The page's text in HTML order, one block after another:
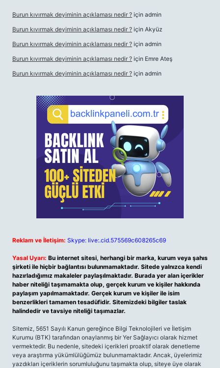
Burun kıvırmak deyiminin açıklaması nedir ? için admin
Burun kıvırmak deyiminin açıklaması nedir ? için Akyüz
Burun kıvırmak deyiminin açıklaması nedir ? için admin
Burun kıvırmak deyiminin açıklaması nedir ? için Emre Ateş
Burun kıvırmak deyiminin açıklaması nedir ? için admin
Reklam ve İletişim: Skype: live:.cid.575569c608265c69
Yasal Uyarı: Bu internet sitesi, herhangi bir marka, kurum veya şahıs
şirketi ile hiçbir bağlantısı bulunmamaktadır. Sitede yalnızca kendi
hazırladığımız makaleler paylaşılmaktadır. Burada yer alan içerikler
haber niteliği taşımamakta olup, gerçek kurum ve kişiler hakkında
paylaşım yapılmamaktadır. Gerçek kurum ve kişiler ile isim
benzerlikleri tamamen tesadüfidir. Sitemizdeki bilgiler taslak
halindedir ve tavsiye niteliği taşımazlar.
Sitemiz, 5651 Sayılı Kanun gereğince Bilgi Teknolojileri ve İletişim
Kurumu (BTK) tarafından onaylanmış bir Yer Sağlayıcı olarak hizmet
vermektedir. Bu nedenle, sitedeki içerikleri proaktif olarak denetleme
veya araştırma yükümlülüğümüz bulunmamaktadır. Ancak, üyelerimiz
yazdıkları içeriklerin sorumluluğunu taşımakta olup, siteye üye olarak